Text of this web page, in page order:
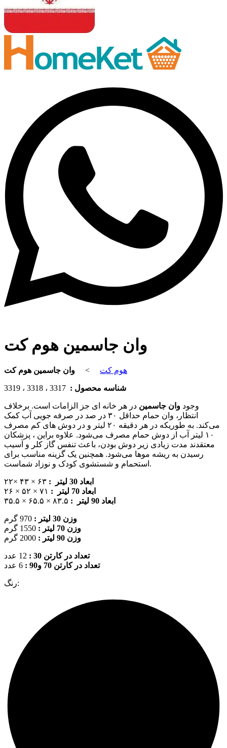
وان جاسمین هوم کت
هوم کت > وان جاسمین هوم کت
شناسه محصول : 3317 ، 3318 ، 3319
وجود وان جاسمین در هر خانه ای جز الزامات است. برخلاف
انتظار، وان حمام حداقل ۳۰ در صد در صرفه جویی آب کمک
می‌کند. به طوریکه در هر دقیقه ۲۰ لیتر و در دوش های کم مصرف
۱۰ لیتر آب از دوش حمام مصرف می‌شود. علاوه براین ، پزشکان
معتقدند مدت زیادی زیر دوش بودن، باعث تنفس گاز کلر و آسیب
رسیدن به ریشه موها می‌شود. همچنین یک گزینه مناسب برای
استحمام و شستشوی کودک و نوزاد شماست.
ابعاد 30 لیتر :
ابعاد 70 لیتر :
ابعاد 90 لیتر :
وزن 30 لیتر :
970 گرم
وزن 70 لیتر :
1550 گرم
وزن 90 لیتر :
2000 گرم
تعداد در کارتن 30 :
تعداد در کارتن 70 و90 :
رنگ: